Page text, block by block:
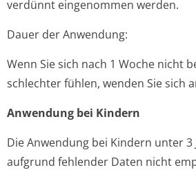
verdünnt eingenommen werden.
Dauer der Anwendung:
Wenn Sie sich nach 1 Woche nicht
schlechter fühlen, wenden Sie sich
Anwendung bei Kindern
Die Anwendung bei Kindern unter 3
aufgrund fehlender Daten nicht